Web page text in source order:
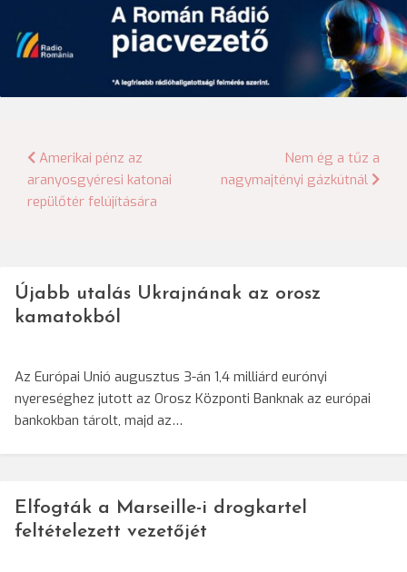
Bejegyzés
navigáció
Amerikai pénz az
aranyosgyéresi katonai
repülőtér felújítására
Nem ég a tűz a
nagymajtényi gázkútnál
Újabb utalás Ukrajnának az orosz
kamatokból
Az Európai Unió augusztus 3-án 1,4 milliárd eurónyi
nyereséghez jutott az Orosz Központi Banknak az európai
bankokban tárolt, majd az…
Elfogták a Marseille-i drogkartel
feltételezett vezetőjét